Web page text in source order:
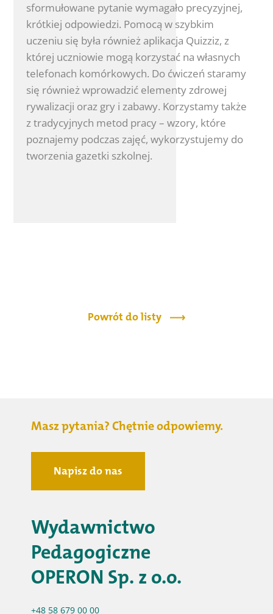
sformułowane pytanie wymagało precyzyjnej,
krótkiej odpowiedzi. Pomocą w szybkim
uczeniu się była również aplikacja Quizziz, z
której uczniowie mogą korzystać na własnych
telefonach komórkowych. Do ćwiczeń staramy
się również wprowadzić elementy zdrowej
rywalizacji oraz gry i zabawy. Korzystamy także
z tradycyjnych metod pracy – wzory, które
poznajemy podczas zajęć, wykorzystujemy do
tworzenia gazetki szkolnej.
Powrót do listy
Masz pytania? Chętnie odpowiemy.
Napisz do nas
Wydawnictwo
Pedagogiczne
OPERON Sp. z o.o.
+48 58 679 00 00